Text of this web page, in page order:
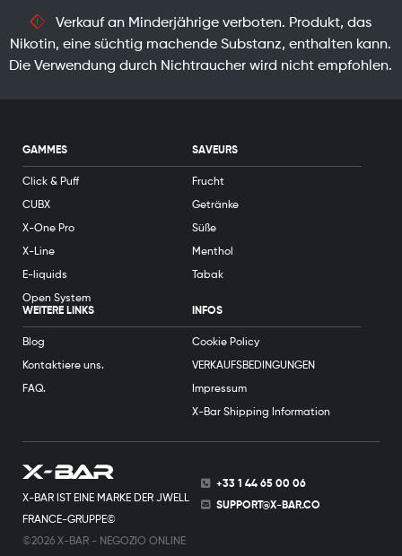
Verkauf an Minderjährige verboten. Produkt, das
Nikotin, eine süchtig machende Substanz, enthalten kann.
Die Verwendung durch Nichtraucher wird nicht empfohlen.
X-BAR IST EINE MARKE DER JWELL
FRANCE-GRUPPE©
©2026 X-BAR - NEGOZIO ONLINE
+33 1 44 65 00 06
SUPPORT@X-BAR.CO
GAMMES
Click & Puff
CUBX
X-One Pro
X-Line
E-liquids
Open System
SAVEURS
Frucht
Getränke
Süße
Menthol
Tabak
WEITERE LINKS
Blog
Kontaktiere uns.
FAQ.
INFOS
Cookie Policy
VERKAUFSBEDINGUNGEN
Impressum
X-Bar Shipping Information